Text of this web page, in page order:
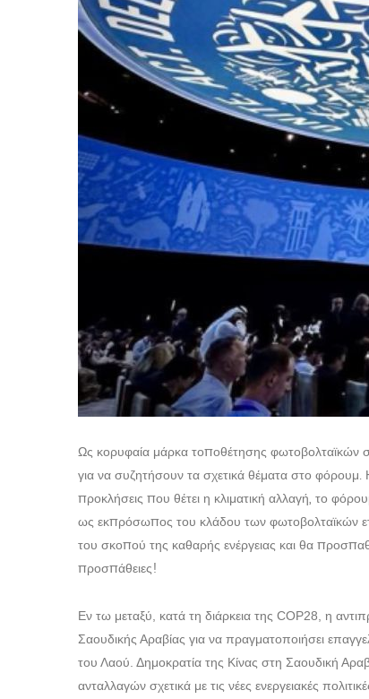
Ως κορυφαία μάρκα τοποθέτησης φωτοβολταϊκών
για να συζητήσουν τα σχετικά θέματα στο
προκλήσεις που θέτει η κλιματική αλλαγή, το
ως εκπρόσωπος του κλάδου των φωτοβολταϊκών
του σκοπού της καθαρής ενέργειας και θα
προσπάθειες!
Εν τω μεταξύ, κατά τη διάρκεια της COP28, η
Σαουδικής Αραβίας για να πραγματοποιήσει
του Λαού. Δημοκρατία της Κίνας στη Σαουδική
ανταλλαγών σχετικά με τις νέες ενεργειακές